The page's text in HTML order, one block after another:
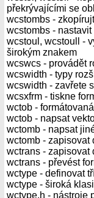
překrývajícími se
wcstombs -
wcstombs -
wcstoul, wcstoull -
širokým znakem
wcswcs - provádět
wcswidth - typy
wcswidth - zavřete
wcsxfrm - tiskne
wctob -
wctob - napsat
wctomb - napsat
wctomb - zapisovat
wctrans - zapisovat
wctrans - převést
wctype - definovat
wctype - široká
wctype.h - nástroje